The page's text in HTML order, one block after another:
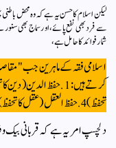
لیکن اسلام کا حسن یہ ہے کہ وہ محض
سے فرد بھی نفع پائے، اور سماج بھی
شمار فوائد کا حامل ہے،
اسلامی فقہ کے ماہرین جب
تحفظ)4. حفظ العقل (عقل کا تحفظ)5. حفظ النسل (نسل کا تحفظ)
دلچسپ امر یہ ہے کہ قربانی بیک